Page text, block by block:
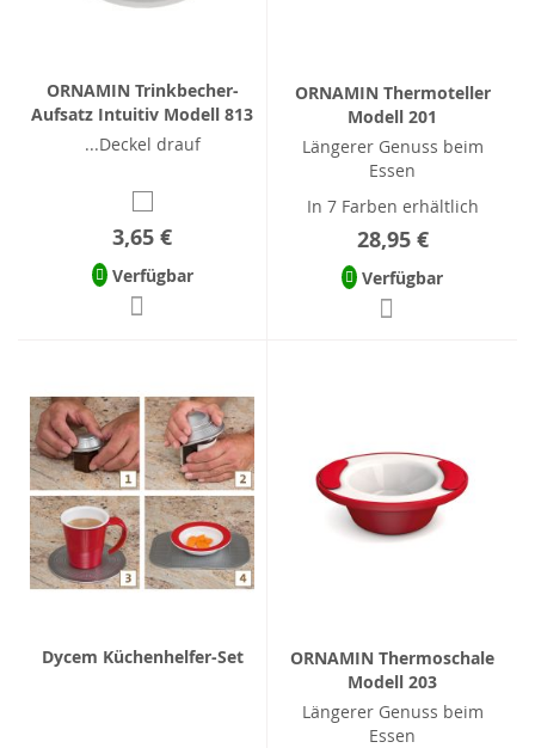
ORNAMIN Trinkbecher-
Aufsatz Intuitiv Modell 813
...Deckel drauf
3,65 €
Verfügbar
ORNAMIN Thermoteller
Modell 201
Längerer Genuss beim
Essen
In 7 Farben erhältlich
28,95 €
Verfügbar
Dycem Küchenhelfer-Set
ORNAMIN Thermoschale
Modell 203
Längerer Genuss beim
Essen